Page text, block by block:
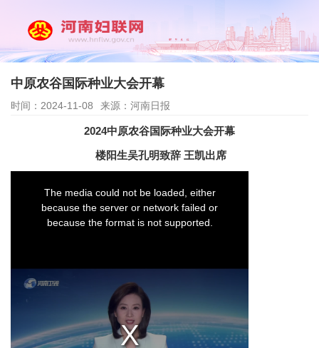
中原农谷国际种业大会开幕
时间：2024-11-08 来源：河南日报
2024中原农谷国际种业大会开幕
楼阳生吴孔明致辞 王凯出席